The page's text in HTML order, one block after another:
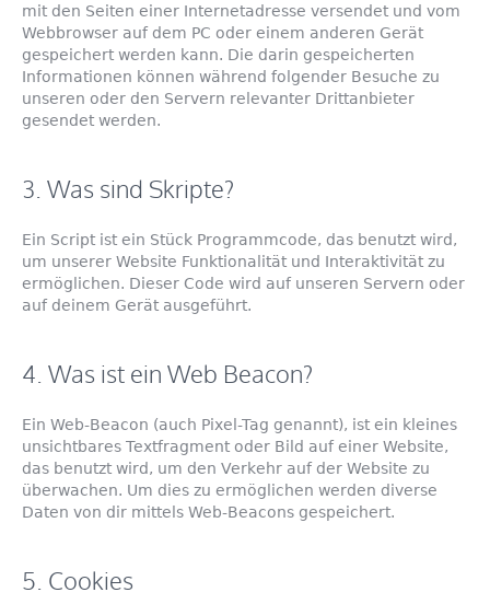
mit den Seiten einer Internetadresse versendet und vom
Webbrowser auf dem PC oder einem anderen Gerät
gespeichert werden kann. Die darin gespeicherten
Informationen können während folgender Besuche zu
unseren oder den Servern relevanter Drittanbieter
gesendet werden.
3. Was sind Skripte?
Ein Script ist ein Stück Programmcode, das benutzt wird,
um unserer Website Funktionalität und Interaktivität zu
ermöglichen. Dieser Code wird auf unseren Servern oder
auf deinem Gerät ausgeführt.
4. Was ist ein Web Beacon?
Ein Web-Beacon (auch Pixel-Tag genannt), ist ein kleines
unsichtbares Textfragment oder Bild auf einer Website,
das benutzt wird, um den Verkehr auf der Website zu
überwachen. Um dies zu ermöglichen werden diverse
Daten von dir mittels Web-Beacons gespeichert.
5. Cookies